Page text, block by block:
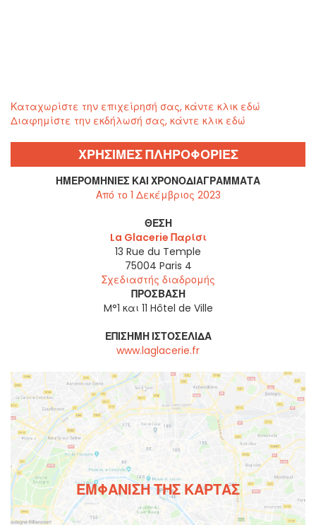
Καταχωρίστε την επιχείρησή σας, κάντε κλικ εδώ
Διαφημίστε την εκδήλωσή σας, κάντε κλικ εδώ
ΧΡΗΣΙΜΕΣ ΠΛΗΡΟΦΟΡΙΕΣ
ΗΜΕΡΟΜΗΝΊΕΣ ΚΑΙ ΧΡΟΝΟΔΙΑΓΡΆΜΜΑΤΑ
Από το 1 Δεκέμβριος 2023
ΘΈΣΗ
La Glacerie Παρίσι
13 Rue du Temple
75004 Paris 4
Σχεδιαστής διαδρομής
ΠΡΌΣΒΑΣΗ
M°1 και 11 Hôtel de Ville
ΕΠΊΣΗΜΗ ΙΣΤΟΣΕΛΊΔΑ
www.laglacerie.fr
ΕΜΦΆΝΙΣΗ ΤΗΣ ΚΆΡΤΑΣ